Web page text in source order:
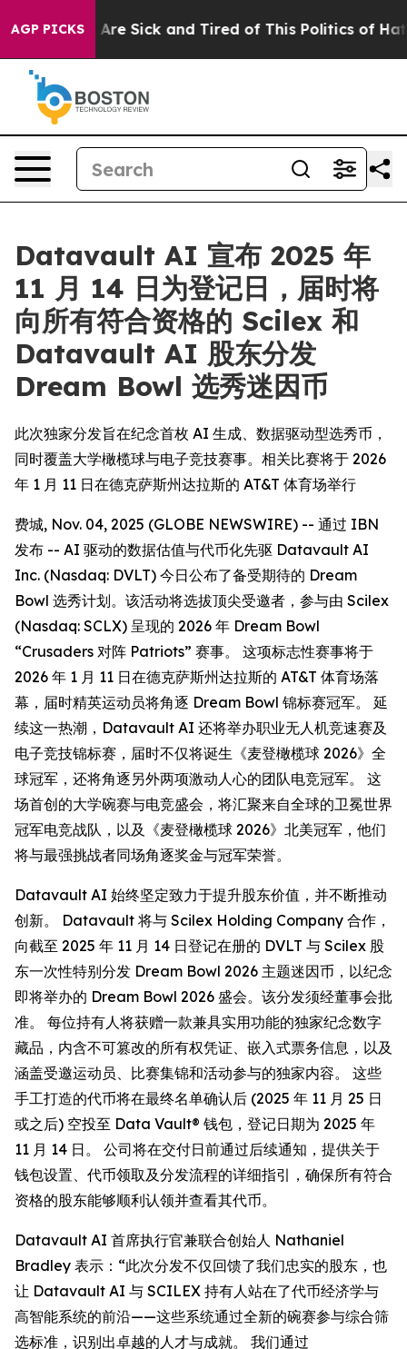
AGP PICKSAre Sick and Tired of This Politics of Hatred”
Datavault AI 宣布 2025 年
11 月 14 日为登记日，届时将
向所有符合资格的 Scilex 和
Datavault AI 股东分发
Dream Bowl 选秀迷因币
此次独家分发旨在纪念首枚 AI 生成、数据驱动型选秀币，
同时覆盖大学橄榄球与电子竞技赛事。相关比赛将于 2026
年 1 月 11 日在德克萨斯州达拉斯的 AT&T 体育场举行
费城, Nov. 04, 2025 (GLOBE NEWSWIRE) -- 通过 IBN
发布 -- AI 驱动的数据估值与代币化先驱 Datavault AI
Inc. (Nasdaq: DVLT) 今日公布了备受期待的 Dream
Bowl 选秀计划。该活动将选拔顶尖受邀者，参与由 Scilex
(Nasdaq: SCLX) 呈现的 2026 年 Dream Bowl
“Crusaders 对阵 Patriots” 赛事。 这项标志性赛事将于
2026 年 1 月 11 日在德克萨斯州达拉斯的 AT&T 体育场落
幕，届时精英运动员将角逐 Dream Bowl 锦标赛冠军。 延
续这一热潮，Datavault AI 还将举办职业无人机竞速赛及
电子竞技锦标赛，届时不仅将诞生《麦登橄榄球 2026》全
球冠军，还将角逐另外两项激动人心的团队电竞冠军。 这
场首创的大学碗赛与电竞盛会，将汇聚来自全球的卫冕世界
冠军电竞战队，以及《麦登橄榄球 2026》北美冠军，他们
将与最强挑战者同场角逐奖金与冠军荣誉。
Datavault AI 始终坚定致力于提升股东价值，并不断推动
创新。 Datavault 将与 Scilex Holding Company 合作，
向截至 2025 年 11 月 14 日登记在册的 DVLT 与 Scilex 股
东一次性特别分发 Dream Bowl 2026 主题迷因币，以纪念
即将举办的 Dream Bowl 2026 盛会。该分发须经董事会批
准。 每位持有人将获赠一款兼具实用功能的独家纪念数字
藏品，内含不可篡改的所有权凭证、嵌入式票务信息，以及
涵盖受邀运动员、比赛集锦和活动参与的独家内容。 这些
手工打造的代币将在最终名单确认后 (2025 年 11 月 25 日
或之后) 空投至 Data Vault® 钱包，登记日期为 2025 年
11 月 14 日。 公司将在交付日前通过后续通知，提供关于
钱包设置、代币领取及分发流程的详细指引，确保所有符合
资格的股东能够顺利认领并查看其代币。
Datavault AI 首席执行官兼联合创始人 Nathaniel
Bradley 表示：“此次分发不仅回馈了我们忠实的股东，也
让 Datavault AI 与 SCILEX 持有人站在了代币经济学与
高智能系统的前沿——这些系统通过全新的碗赛参与综合筛
选标准，识别出卓越的人才与成就。 我们通过